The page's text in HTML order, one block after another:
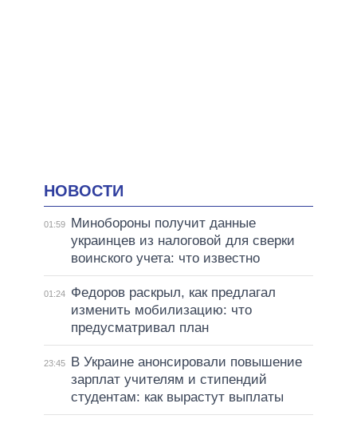
НОВОСТИ
01:59
Минобороны получит данные
украинцев из налоговой для сверки
воинского учета: что известно
01:24
Федоров раскрыл, как предлагал
изменить мобилизацию: что
предусматривал план
23:45
В Украине анонсировали повышение
зарплат учителям и стипендий
студентам: как вырастут выплаты